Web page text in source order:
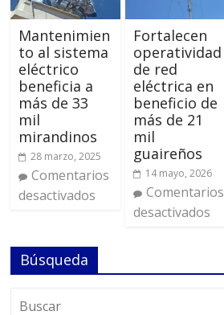
Mantenimien
to al sistema
eléctrico
beneficia a
más de 33
mil
mirandinos
28 marzo, 2025
Comentarios
desactivados
Fortalecen
operatividad
de red
eléctrica en
beneficio de
más de 21
mil
guaireños
14 mayo, 2026
Comentarios
desactivados
Búsqueda